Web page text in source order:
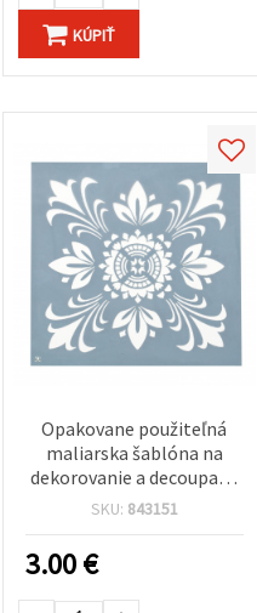
KÚPIŤ
Opakovane použiteľná
maliarska šablóna na
dekorovanie a decoupage
18x18 cm L41
SKU: 843151
3.00€